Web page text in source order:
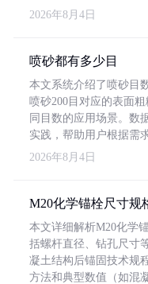
2026年8月4日
喷砂都有多少目
本文系统介绍了喷砂目
喷砂200目对应的表面
同目数的应用场景。数
实践，帮助用户根据需
2026年8月4日
M20化学锚栓尺寸规
本文详细解析M20化学
括螺杆直径、钻孔尺寸
凝土结构后锚固技术规
方法和典型数值（如混